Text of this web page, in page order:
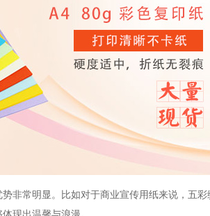
非常明显。比如对于商业宣传用纸来说，五